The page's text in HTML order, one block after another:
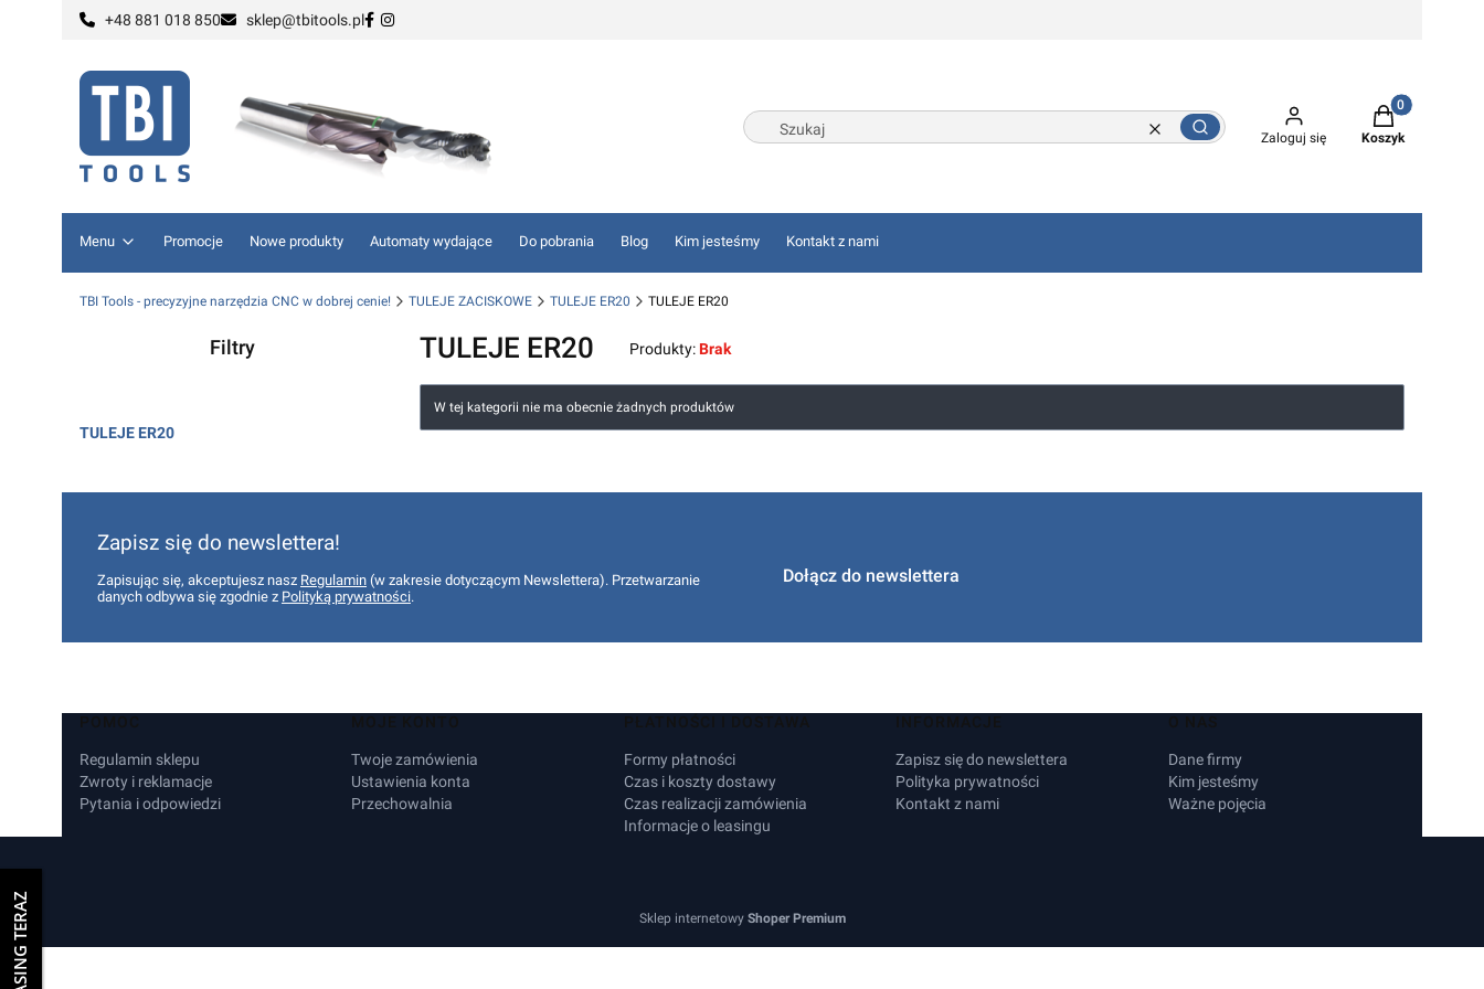
+48 881 018 850 sklep@tbitools.pl
WyczyśćSzukaj Zaloguj się
Produkty w
Koszyk
Menu Promocje Nowe produkty Automaty wydające Do pobrania Blog Kim jesteśmy Kontakt z nami
TBI Tools - precyzyjne narzędzia CNC w dobrej cenie! TULEJE ZACISKOWE TULEJE ER20 TULEJE ER20
Filtry
TULEJE ER20
TULEJE ER20 Produkty:Brak
Lista produktów
W tej kategorii nie ma obecnie żadnych produktów
Zapisz się do newslettera!
Zapisując się, akceptujesz nasz Regulamin (w zakresie dotyczącym Newslettera). Przetwarzanie
danych odbywa się zgodnie z Polityką prywatności.
Dołącz do newslettera
Regulamin sklepu
Zwroty i reklamacje
Pytania i odpowiedzi
Twoje zamówienia
Ustawienia konta
Przechowalnia
Formy płatności
Czas i koszty dostawy
Czas realizacji zamówienia
Informacje o leasingu
Zapisz się do newslettera
Polityka prywatności
Kontakt z nami
Dane firmy
Kim jesteśmy
Ważne pojęcia
Sklep internetowy Shoper Premium